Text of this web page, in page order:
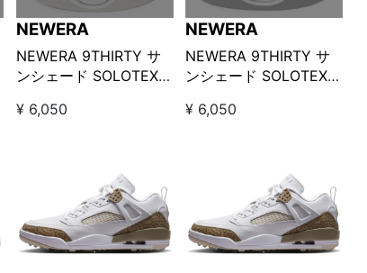
NEWERA
NEWERA 9THIRTY サ
ンシェード SOLOTEX x
ベージュ
¥ 6,050
NEWERA
NEWERA 9THIRTY サ
ンシェード SOLOTEX x
ブラック
¥ 6,050